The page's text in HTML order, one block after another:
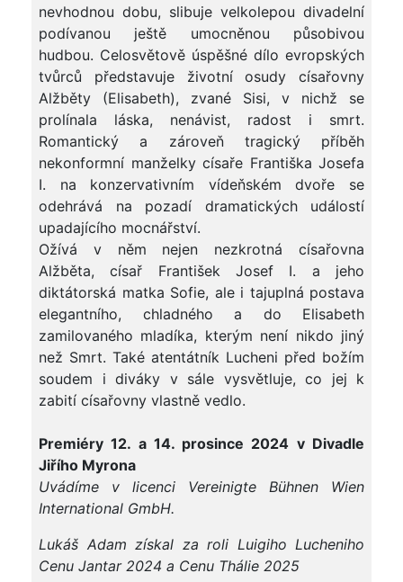
nevhodnou dobu, slibuje velkolepou divadelní
podívanou ještě umocněnou působivou
hudbou. Celosvětově úspěšné dílo evropských
tvůrců představuje životní osudy císařovny
Alžběty (Elisabeth), zvané Sisi, v nichž se
prolínala láska, nenávist, radost i smrt.
Romantický a zároveň tragický příběh
nekonformní manželky císaře Františka Josefa
I. na konzervativním vídeňském dvoře se
odehrává na pozadí dramatických událostí
upadajícího mocnářství.
Ožívá v něm nejen nezkrotná císařovna
Alžběta, císař František Josef I. a jeho
diktátorská matka Sofie, ale i tajuplná postava
elegantního, chladného a do Elisabeth
zamilovaného mladíka, kterým není nikdo jiný
než Smrt. Také atentátník Lucheni před božím
soudem i diváky v sále vysvětluje, co jej k
zabití císařovny vlastně vedlo.
Premiéry 12. a 14. prosince 2024 v Divadle
Jiřího Myrona
Uvádíme v licenci Vereinigte Bühnen Wien
International GmbH.
Lukáš Adam získal za roli Luigiho Lucheniho
Cenu Jantar 2024 a Cenu Thálie 2025